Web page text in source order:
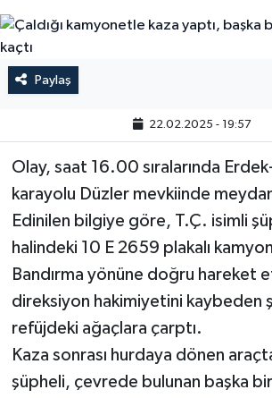
Paylaş
22.02.2025 - 19:57
Olay, saat 16.00 sıralarında
karayolu Düzler mevkiinde
Edinilen bilgiye göre, T.Ç. isimli
halindeki 10 E 2659 plakalı
Bandırma yönüne doğru hareket
direksiyon hakimiyetini kaybeden
refüjdeki ağaçlara çarptı.
Kaza sonrası hurdaya dönen
şüpheli, çevrede bulunan başka bir